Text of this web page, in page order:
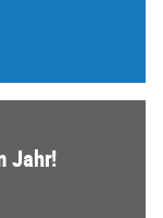
Jahr!